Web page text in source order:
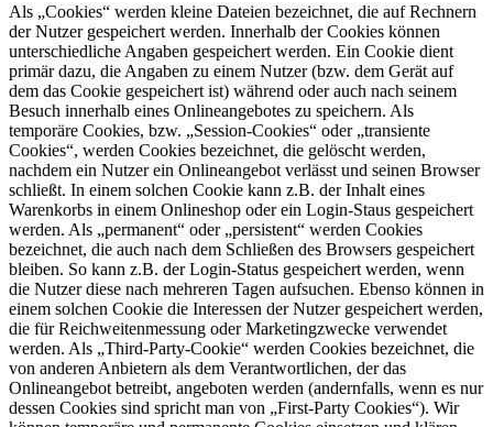
Als „Cookies“ werden kleine Dateien bezeichnet, die auf Rechnern
der Nutzer gespeichert werden. Innerhalb der Cookies können
unterschiedliche Angaben gespeichert werden. Ein Cookie dient
primär dazu, die Angaben zu einem Nutzer (bzw. dem Gerät auf
dem das Cookie gespeichert ist) während oder auch nach seinem
Besuch innerhalb eines Onlineangebotes zu speichern. Als
temporäre Cookies, bzw. „Session-Cookies“ oder „transiente
Cookies“, werden Cookies bezeichnet, die gelöscht werden,
nachdem ein Nutzer ein Onlineangebot verlässt und seinen Browser
schließt. In einem solchen Cookie kann z.B. der Inhalt eines
Warenkorbs in einem Onlineshop oder ein Login-Staus gespeichert
werden. Als „permanent“ oder „persistent“ werden Cookies
bezeichnet, die auch nach dem Schließen des Browsers gespeichert
bleiben. So kann z.B. der Login-Status gespeichert werden, wenn
die Nutzer diese nach mehreren Tagen aufsuchen. Ebenso können in
einem solchen Cookie die Interessen der Nutzer gespeichert werden,
die für Reichweitenmessung oder Marketingzwecke verwendet
werden. Als „Third-Party-Cookie“ werden Cookies bezeichnet, die
von anderen Anbietern als dem Verantwortlichen, der das
Onlineangebot betreibt, angeboten werden (andernfalls, wenn es nur
dessen Cookies sind spricht man von „First-Party Cookies“). Wir